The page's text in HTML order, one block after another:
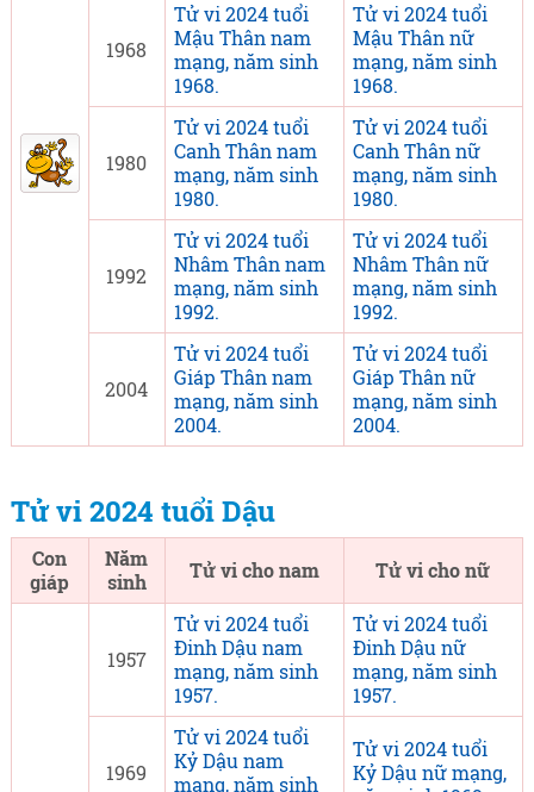
1968
Tử vi 2024 tuổi
Mậu Thân nam
mạng, năm sinh
1968.
Tử vi 2024 tuổi
Mậu Thân nữ
mạng, năm sinh
1968.
1980
Tử vi 2024 tuổi
Canh Thân nam
mạng, năm sinh
1980.
Tử vi 2024 tuổi
Canh Thân nữ
mạng, năm sinh
1980.
1992
Tử vi 2024 tuổi
Nhâm Thân nam
mạng, năm sinh
1992.
Tử vi 2024 tuổi
Nhâm Thân nữ
mạng, năm sinh
1992.
2004
Tử vi 2024 tuổi
Giáp Thân nam
mạng, năm sinh
2004.
Tử vi 2024 tuổi
Giáp Thân nữ
mạng, năm sinh
2004.
Tử vi 2024 tuổi Dậu
Con
giáp
Năm
sinh
Tử vi cho nam Tử vi cho nữ
1957
Tử vi 2024 tuổi
Đinh Dậu nam
mạng, năm sinh
1957.
Tử vi 2024 tuổi
Đinh Dậu nữ
mạng, năm sinh
1957.
1969
Tử vi 2024 tuổi
Kỷ Dậu nam
mạng, năm sinh
Tử vi 2024 tuổi
Kỷ Dậu nữ mạng,